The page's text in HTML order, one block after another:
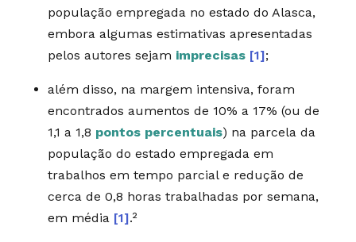
população empregada no estado do Alasca,
embora algumas estimativas apresentadas
pelos autores sejam imprecisas [1];
além disso, na margem intensiva, foram
encontrados aumentos de 10% a 17% (ou de
1,1 a 1,8 pontos percentuais) na parcela da
população do estado empregada em
trabalhos em tempo parcial e redução de
cerca de 0,8 horas trabalhadas por semana,
em média [1].²